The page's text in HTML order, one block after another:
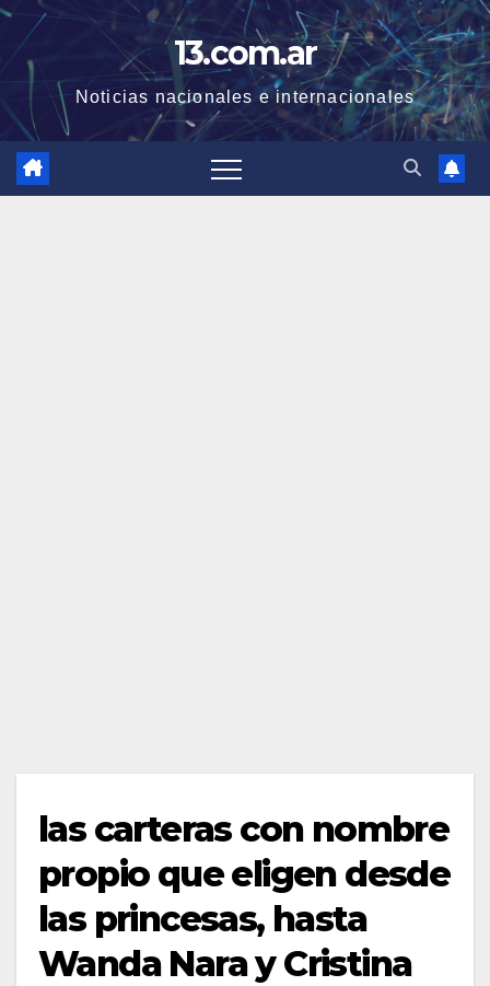
Skip
content
13.com.ar
Noticias nacionales e internacionales
las carteras con nombre
propio que eligen desde
las princesas, hasta
Wanda Nara y Cristina